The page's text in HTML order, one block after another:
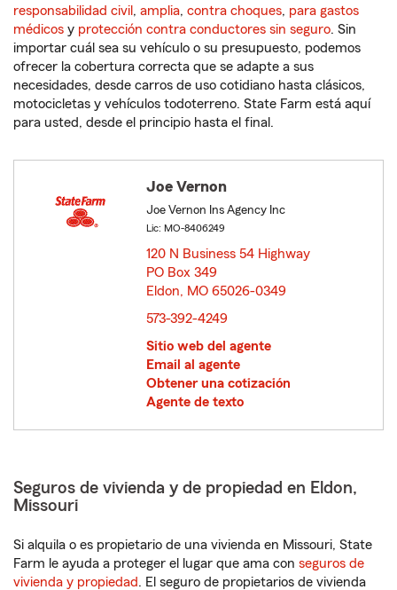
responsabilidad civil , amplia, contra choques, para gastos
médicos y protección contra conductores sin seguro. Sin
importar cuál sea su vehículo o su presupuesto, podemos
ofrecer la cobertura correcta que se adapte a sus
necesidades, desde carros de uso cotidiano hasta clásicos,
motocicletas y vehículos todoterreno. State Farm está aquí
para usted, desde el principio hasta el final.
Joe Vernon
Joe Vernon Ins Agency Inc
Lic: MO-8406249
120 N Business 54 Highway
PO Box 349
Eldon, MO 65026-0349
573-392-4249
Sitio web del agente
Email al agente
Obtener una cotización
Agente de texto
Seguros de vivienda y de propiedad en Eldon,
Missouri
Si alquila o es propietario de una vivienda en Missouri, State
Farm le ayuda a proteger el lugar que ama con seguros de
vivienda y propiedad. El seguro de propietarios de vivienda